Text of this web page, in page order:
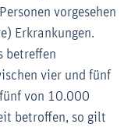
vorgesehen
Erkrankungen.
betreffen
vier und fünf
von 10.000
betroffen, so gilt